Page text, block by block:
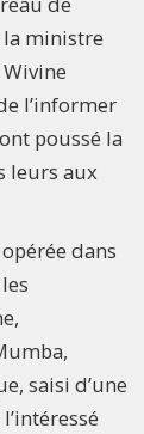
la ministre
l’informer
poussé la
leurs aux
dans
saisi d’une